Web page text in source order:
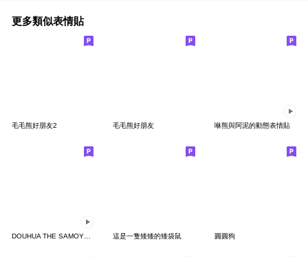
更多類似表情貼
毛毛熊好朋友2 毛毛熊好朋友 咻熊與阿泥的動態表情貼
DOUHUA THE SAMOYED 3 這是一隻矮矮的矮袋鼠 圓圓狗